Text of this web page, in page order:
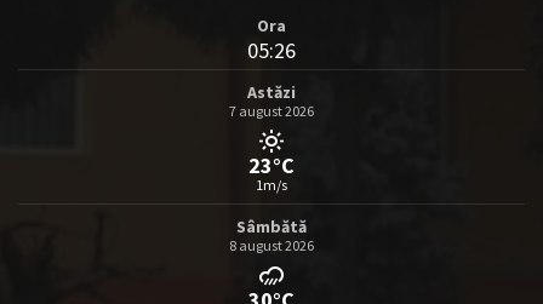
Ora
05:26
Astăzi
7 august 2026
23°C
1m/s
Sâmbătă
8 august 2026